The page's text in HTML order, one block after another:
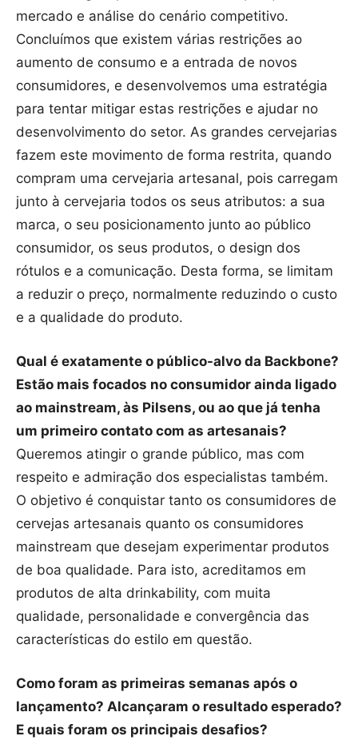
mercado e análise do cenário competitivo.
Concluímos que existem várias restrições ao
aumento de consumo e a entrada de novos
consumidores, e desenvolvemos uma estratégia
para tentar mitigar estas restrições e ajudar no
desenvolvimento do setor. As grandes cervejarias
fazem este movimento de forma restrita, quando
compram uma cervejaria artesanal, pois carregam
junto à cervejaria todos os seus atributos: a sua
marca, o seu posicionamento junto ao público
consumidor, os seus produtos, o design dos
rótulos e a comunicação. Desta forma, se limitam
a reduzir o preço, normalmente reduzindo o custo
e a qualidade do produto.
Qual é exatamente o público-alvo da Backbone?
Estão mais focados no consumidor ainda ligado
ao mainstream, às Pilsens, ou ao que já tenha
um primeiro contato com as artesanais?
Queremos atingir o grande público, mas com
respeito e admiração dos especialistas também.
O objetivo é conquistar tanto os consumidores de
cervejas artesanais quanto os consumidores
mainstream que desejam experimentar produtos
de boa qualidade. Para isto, acreditamos em
produtos de alta drinkability, com muita
qualidade, personalidade e convergência das
características do estilo em questão.
Como foram as primeiras semanas após o
lançamento? Alcançaram o resultado esperado?
E quais foram os principais desafios?